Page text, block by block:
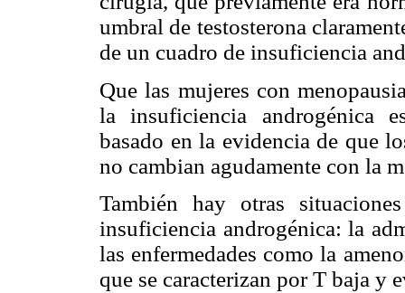
umbral de testosterona
de un cuadro de insuficiencia
Que las mujeres con
la insuficiencia androgénica
basado en la evidencia de que
no cambian agudamente con la
También hay otras
insuficiencia androgénica: la
las enfermedades como la
que se caracterizan por T baja y